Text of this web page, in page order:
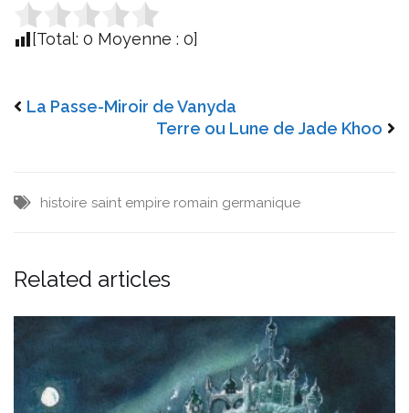
[Total: 0 Moyenne : 0]
La Passe-Miroir de Vanyda
Terre ou Lune de Jade Khoo
histoire saint empire romain germanique
Related articles